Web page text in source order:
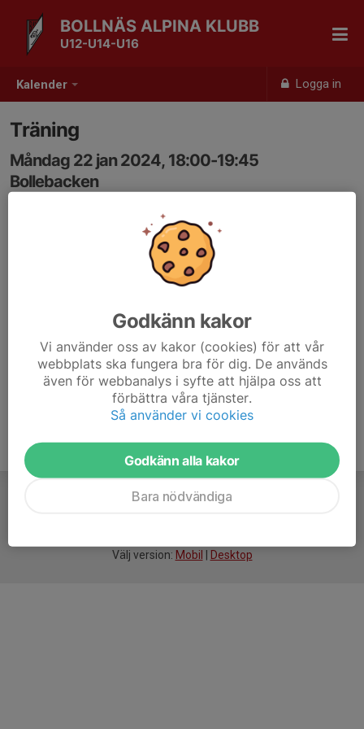
Kalender Logga in
BOLLNÄS ALPINA KLUBB
U12-U14-U16
Träning
Måndag 22 jan 2024, 18:00-19:45
Bollebacken
Välj version: Mobil Desktop
Godkänn kakor
Vi använder oss av kakor (cookies) för att vår
webbplats ska fungera bra för dig. De används
även för webbanalys i syfte att hjälpa oss att
förbättra våra tjänster.
Så använder vi cookies
Godkänn alla kakor
Bara nödvändiga